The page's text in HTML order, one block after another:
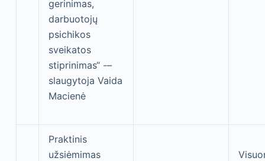
gerinimas,
darbuotojų
psichikos
sveikatos
stiprinimas“ -–
slaugytoja Vaida
Macienė
Praktinis
užsiėmimas